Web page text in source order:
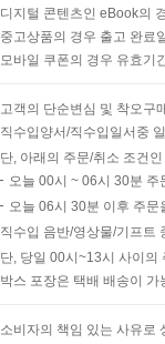
디지털 콘텐츠인 eBook의
중고상품의 경우 출고 완료
모바일 쿠폰의 경우 유효기
고객의 단순변심 및 착오구
직수입양서/직수입일서중
단, 아래의 주문/취소 조건
오늘 00시 ~ 06시 30분
오늘 06시 30분 이후 주
직수입 음반/영상물/기프트
단, 당일 00시~13시 사이의
박스 포장은 택배 배송이
소비자의 책임 있는 사유로